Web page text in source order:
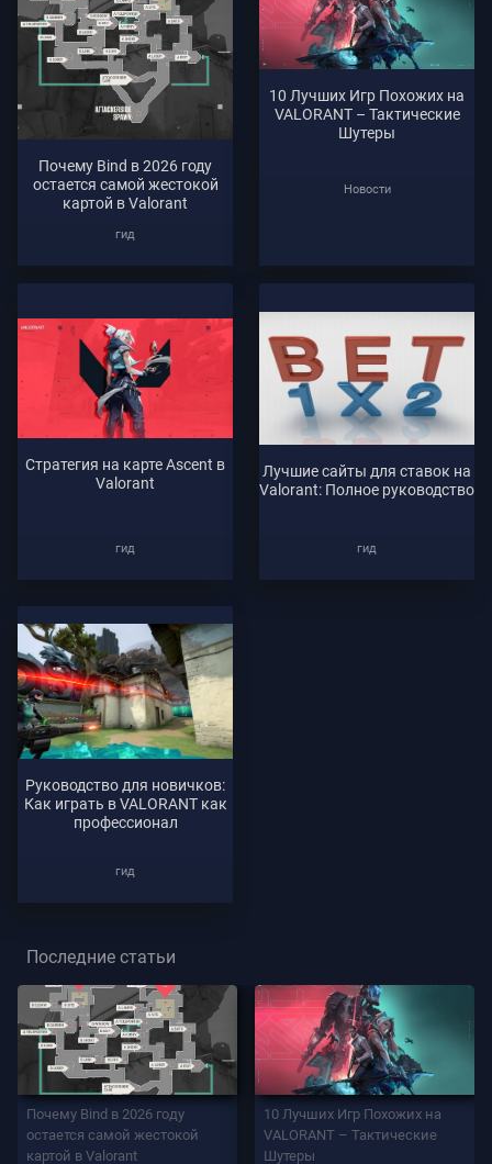
Новости
Почему Bind в 2026 году
остается самой жестокой
картой в Valorant
гид
10 Лучших Игр Похожих на
VALORANT – Тактические
Шутеры
Новости
Стратегия на карте Ascent в
Valorant
гид
Лучшие сайты для ставок на
Valorant: Полное руководство
гид
Руководство для новичков:
Как играть в VALORANT как
профессионал
гид
Последние статьи
Почему Bind в 2026 году
остается самой жестокой
картой в Valorant
10 Лучших Игр Похожих на
VALORANT – Тактические
Шутеры